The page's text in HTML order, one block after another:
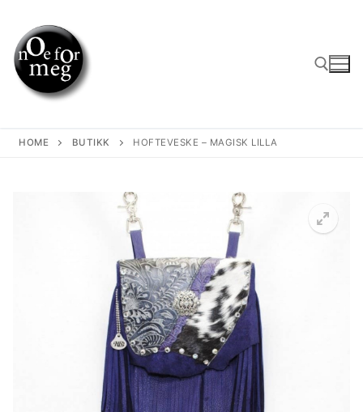
content
HOME BUTIKK HOFTEVESKE – MAGISK LILLA